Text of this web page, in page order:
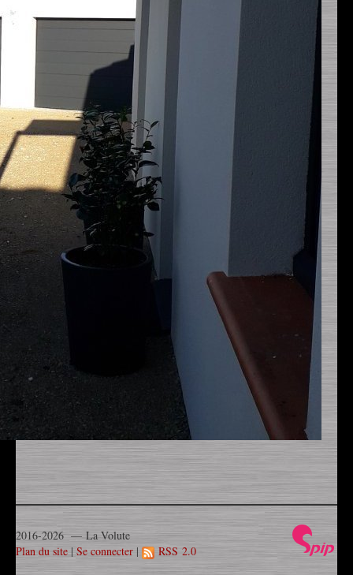
2016-2026 — La Volute
Plan du site | Se connecter | RSS 2.0